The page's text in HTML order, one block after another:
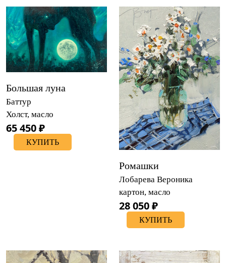
Большая луна
Баттур
Холст, масло
65 450 ₽
КУПИТЬ
Ромашки
Лобарева Вероника
картон, масло
28 050 ₽
КУПИТЬ